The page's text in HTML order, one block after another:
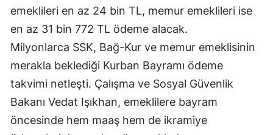
Giresun
Gümüşhane
Hakkari
Hatay
Isparta
emeklileri en az 24 bin TL, memur emeklileri ise
en az 31 bin 772 TL ödeme alacak.
Milyonlarca SSK, Bağ-Kur ve memur emeklisinin
merakla beklediği Kurban Bayramı ödeme
takvimi netleşti. Çalışma ve Sosyal Güvenlik
Bakanı Vedat Işıkhan, emeklilere bayram
öncesinde hem maaş hem de ikramiye